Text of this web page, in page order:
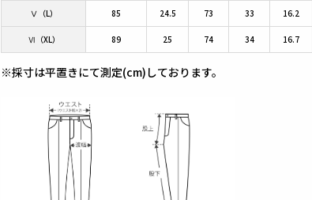
Ⅴ（L） 85 24.5 73 33 16.2
Ⅵ（XL） 89 25 74 34 16.7
※採寸は平置きにて測定(cm)しております。